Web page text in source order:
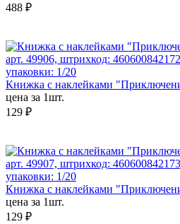
488 ₽
арт. 49906, штрихкод:
упаковки: 1/20
Книжка с наклейками
цена за 1шт.
129 ₽
арт. 49907, штрихкод:
упаковки: 1/20
Книжка с наклейками
цена за 1шт.
129 ₽